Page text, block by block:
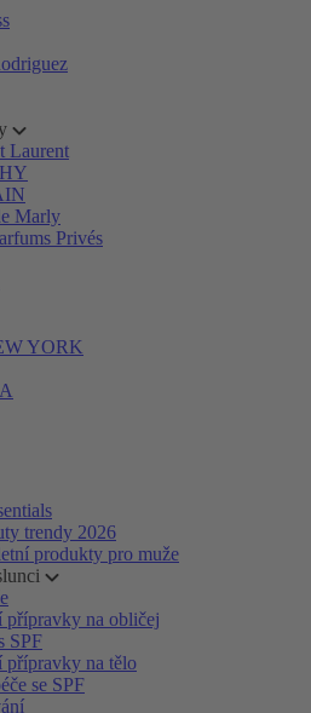
Laurent
Marly
Privés
YORK
trendy 2026
produkty pro muže
přípravky na obličej
SPF
přípravky na tělo
se SPF